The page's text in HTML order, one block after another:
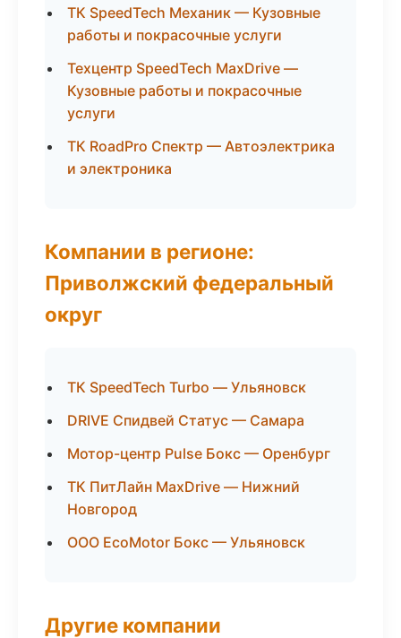
ТК SpeedTech Механик — Кузовные
работы и покрасочные услуги
Техцентр SpeedTech MaxDrive —
Кузовные работы и покрасочные
услуги
ТК RoadPro Спектр — Автоэлектрика
и электроника
Компании в регионе:
Приволжский федеральный
округ
ТК SpeedTech Turbo — Ульяновск
DRIVE Спидвей Статус — Самара
Мотор-центр Pulse Бокс — Оренбург
ТК ПитЛайн MaxDrive — Нижний
Новгород
ООО EcoMotor Бокс — Ульяновск
Другие компании